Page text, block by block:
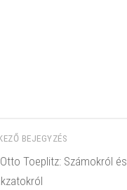
BEJEGYZÉS
Toeplitz: Számokról és